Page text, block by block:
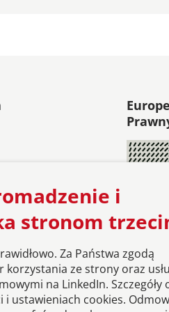
i
stronom
Za Państwa zgodą
ze strony oraz
na LinkedIn. Szczegóły
ustawieniach cookies.